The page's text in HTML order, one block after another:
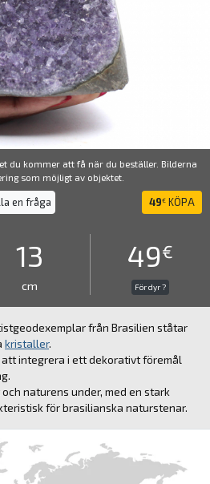
du kommer att få när du beställer. Bilderna
som möjligt av objektet.
en fråga 49€ KÖPA
13
cm
49€
För dyr ?
från Brasilien ståtar
kristaller.
integrera i ett dekorativt föremål
naturens under, med en stark
för brasilianska naturstenar.